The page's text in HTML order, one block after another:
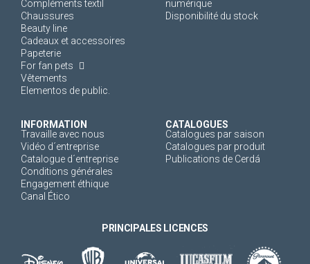
Compléments textil
Chaussures
Beauty line
Cadeaux et accessoires
Papeterie
For fan pets
Vêtements
Elementos de public.
numérique
Disponibilité du stock
INFORMATION
Travaille avec nous
Vidéo d´entreprise
Catalogue d´entreprise
Conditions générales
Engagement éthique
Canal Ético
CATALOGUES
Catalogues par saison
Catalogues par produit
Publications de Cerdá
PRINCIPALES LICENCES